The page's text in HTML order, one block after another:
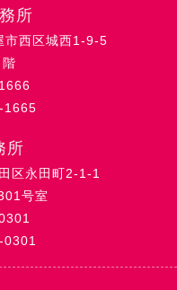
所
市西区城西1-9-5
1665
所
区永田町2-1-1
号室